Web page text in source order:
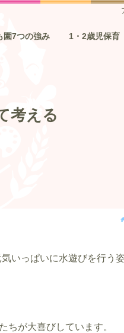
園7つの強み 1・2歳児保育
考える
いっぱいに水遊びを行う
が大喜びしています。